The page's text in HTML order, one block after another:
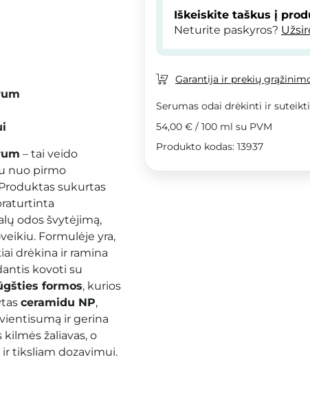
– tai veido
nuo pirmo
sukurtas
odos švytėjimą,
Formulėje yra,
drėkina ir ramina
kovoti su
formos, kurios
ceramidu NP,
ir gerina
žaliavas, o
tiksliam dozavimui.
Iškeiskite taškus į
Neturite paskyros?
Garantija ir prekių
Serumas odai drėkinti ir
54,00 € / 100 ml su PVM
Produkto kodas: 13937